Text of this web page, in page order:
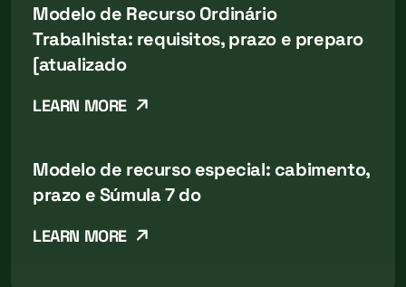
Modelo de Recurso Ordinário
Trabalhista: requisitos, prazo e preparo
[atualizado
LEARN MORE
Modelo de recurso especial: cabimento,
prazo e Súmula 7 do
LEARN MORE